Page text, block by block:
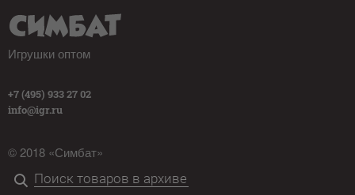
Игрушки оптом
+7 (495) 933 27 02
info@igr.ru
© 2018 «Симбат»